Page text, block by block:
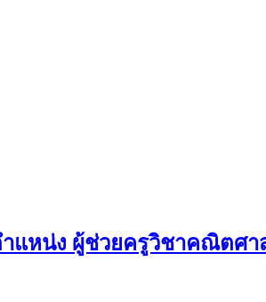
ำแหน่ง ผู้ช่วยครูวิชาคณิตศา